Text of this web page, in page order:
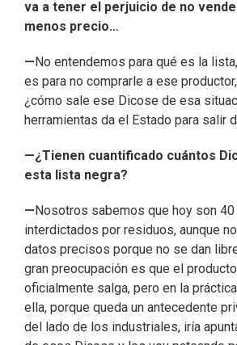
va a tener el perjuicio de no
menos precio…
— No entendemos para qué es la
es para no comprarle a ese
¿cómo sale ese Dicose de esa
herramientas da el Estado para salir
—¿Tienen cuantificado cuántos
esta lista negra?
— Nosotros sabemos que hoy son
interdictados por residuos, aunque
datos precisos porque no se dan
gran preocupación es que el
oficialmente salga, pero en la
ella, porque queda un antecedente
del lado de los industriales, iría